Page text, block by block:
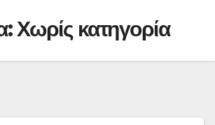
Χωρίς κατηγορία